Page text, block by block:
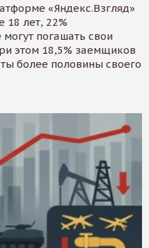
«Яндекс.Взгляд»
18 лет, 22%
погашать свои
этом 18,5% заемщиков
более половины своего